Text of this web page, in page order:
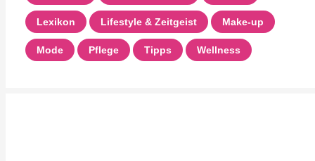
Lexikon Lifestyle & Zeitgeist Make-up
Mode Pflege Tipps Wellness